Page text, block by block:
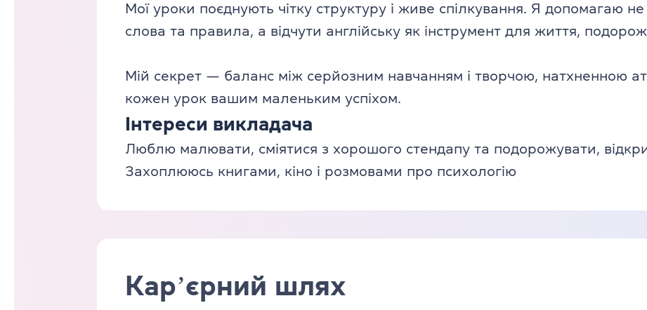
Мої уроки поєднують чітку структуру і живе спілкування. Я допомагаю не
слова та правила, а відчути англійську як інструмент для життя,
Мій секрет — баланс між серйозним навчанням і творчою, натхненною
кожен урок вашим маленьким успіхом.
Інтереси викладача
Люблю малювати, сміятися з хорошого стендапу та подорожувати,
Захоплююсь книгами, кіно і розмовами про психологію
Карʼєрний шлях